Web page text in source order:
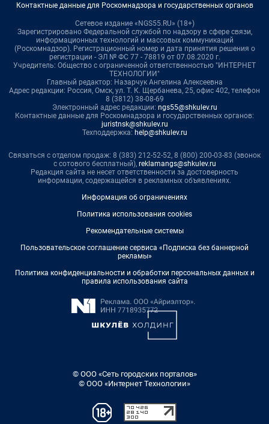
Контактные данные для Роскомнадзора и государственных органов
Сетевое издание «NGS55.RU» (18+)
Зарегистрировано Федеральной службой по надзору в сфере связи,
информационных технологий и массовых коммуникаций
(Роскомнадзор). Регистрационный номер и дата принятия решения о
регистрации - ЭЛ № ФС 77 - 78819 от 07.08.2020 г.
Учредитель: Общество с ограниченной ответственностью "ИНТЕРНЕТ
ТЕХНОЛОГИИ"
Главный редактор: Назарчук Ангелина Алексеевна
Адрес редакции: Россия, Омск, ул. Т. К. Щербанева, 25, офис 402, телефон
8 (3812) 38-08-69
Электронный адрес редакции: ngs55@shkulev.ru
Контактные данные для Роскомнадзора и государственных органов:
juristnsk@shkulev.ru
Техподдержка: help@shkulev.ru
Связаться с отделом продаж: 8 (383) 212-52-52, 8 (800) 200-03-83 (звонок
с сотового бесплатный), reklamangs@shkulev.ru
Редакция сайта не несет ответственности за достоверность
информации, содержащейся в рекламных объявлениях.
Информация об ограничениях
Политика использования cookies
Рекомендательные системы
Пользовательское соглашение сервиса «Подписка без баннерной
рекламы»
Политика конфиденциальности и обработки персональных данных и
правила использования сайта
© ООО «Сеть городских порталов»
© ООО «Интернет Технологии»